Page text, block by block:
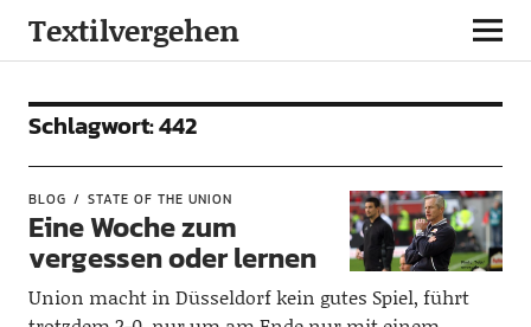
Textilvergehen
Schlagwort:442
BLOG STATE OF THE UNION
Eine Woche zum
vergessen oder lernen
Union macht in Düsseldorf kein gutes Spiel, führt